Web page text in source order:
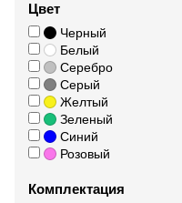
Цвет
Черный
Белый
Серебро
Серый
Желтый
Зеленый
Синий
Розовый
Комплектация